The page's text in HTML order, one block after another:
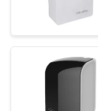
CONTACTEZ-
NOUS
NOUVELLES